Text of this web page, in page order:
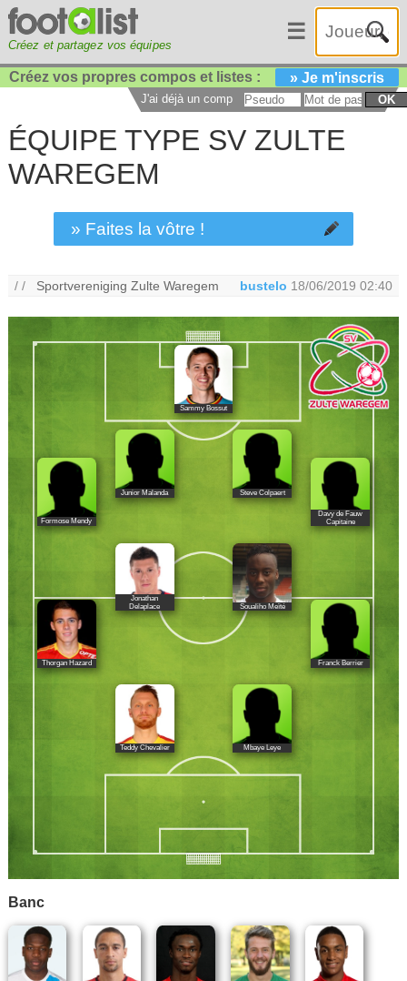
Créez et partagez vos équipes
☰
Créez vos propres compos et listes : » Je m'inscris
J'ai déjà un compte : OK
ÉQUIPE TYPE SV ZULTE
WAREGEM
» Faites la vôtre !
/ / Sportvereniging Zulte Waregem bustelo 18/06/2019 02:40
Sammy Bossut
Formose Mendy
Junior Malanda Steve Colpaert
Davy de Fauw
Capitaine
Jonathan
Delaplace
Soualiho Meïté
Thorgan Hazard Franck Berrier
Teddy Chevalier Mbaye Leye
Banc